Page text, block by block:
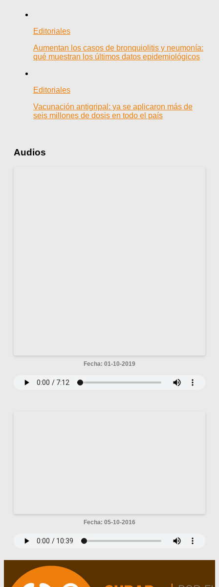
Editoriales
Aumentan los casos de bronquiolitis y neumonía:
qué muestran los últimos datos epidemiológicos
Editoriales
Vacunación antigripal: ya se aplicaron más de
seis millones de dosis en todo el país
Audios
Fecha: 01-10-2019
Fecha: 05-10-2016